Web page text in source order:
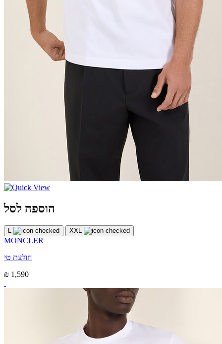
הוספה לסל
L XXL
MONCLER
חולצת טי
₪ 1,590